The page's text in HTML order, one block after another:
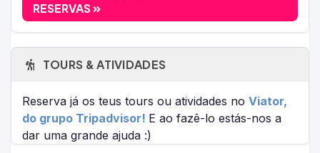
RESERVAS
TOURS & ATIVIDADES
Reserva já os teus tours ou atividades no Viator,
do grupo Tripadvisor! E ao fazê-lo estás-nos a
dar uma grande ajuda :)